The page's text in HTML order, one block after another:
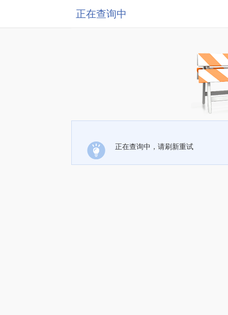
正在查询中
正在查询中，请刷新重试